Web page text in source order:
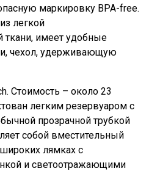
маркировку BPA-free.
легкой
ткани, имеет удобные
чехол, удерживающую
Стоимость – около 23
легким резервуаром с
прозрачной трубкой
собой вместительный
лямках с
и светоотражающими